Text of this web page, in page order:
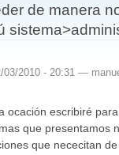
usted
de manera
03/2010 - 20:31 —
ocación escribiré
que presentamos
que nececitan